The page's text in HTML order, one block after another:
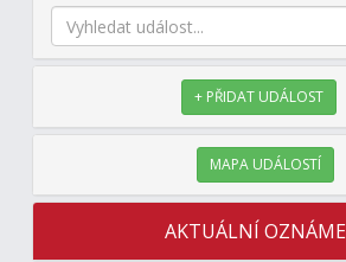
+ PŘIDAT UDÁLOST
MAPA UDÁLOSTÍ
AKTUÁLNÍ